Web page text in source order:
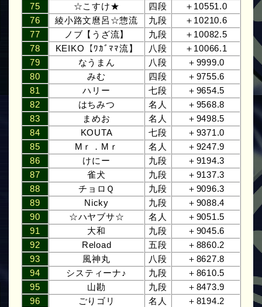
75
☆こすけ★ 四段
＋10551.0
76
綾小路文麿呂☆惣流 九段
＋10210.6
77
ノブ【うざ流】 九段
＋10082.5
78
KEIKO【ﾜｶﾞﾏﾏ流】 八段
＋10066.1
79
なうまん 八段
＋9999.0
80
みむ 四段
＋9755.6
81
ハリー 七段
＋9654.5
82
はちみつ 名人
＋9568.8
83
まめお 名人
＋9498.5
84
KOUTA 七段
＋9371.0
85
Mｒ．Mｒ 名人
＋9247.9
86
けにー 九段
＋9194.3
87
雀犬 九段
＋9137.3
88
チョロＱ 九段
＋9096.3
89
Nicky 九段
＋9088.4
90
☆ハヤブサ☆ 名人
＋9051.5
91
大和 九段
＋9045.6
92
Reload 五段
＋8860.2
93
風神丸 八段
＋8627.8
94
システィーナ♪ 九段
＋8610.5
95
山勘 九段
＋8473.9
96
ごりゴリ 名人
＋8194.2